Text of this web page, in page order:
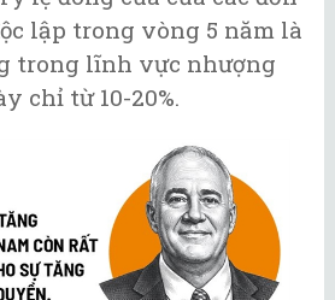
lập trong vòng 5 năm là
trong lĩnh vực nhượng
chỉ từ 10-20%.